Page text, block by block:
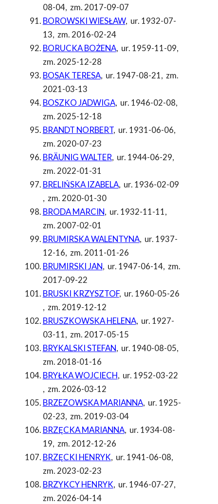
08-04, zm. 2017-09-07
BOROWSKI WIESŁAW, ur. 1932-07-
13, zm. 2016-02-24
BORUCKA BOŻENA, ur. 1959-11-09,
zm. 2025-12-28
BOSAK TERESA, ur. 1947-08-21, zm.
2021-03-13
BOSZKO JADWIGA, ur. 1946-02-08,
zm. 2025-12-18
BRANDT NORBERT, ur. 1931-06-06,
zm. 2020-07-23
BRÄUNIG WALTER, ur. 1944-06-29,
zm. 2022-01-31
BRELIŃSKA IZABELA, ur. 1936-02-09
, zm. 2020-01-30
BRODA MARCIN, ur. 1932-11-11,
zm. 2007-02-01
BRUMIRSKA WALENTYNA, ur. 1937-
12-16, zm. 2011-01-26
BRUMIRSKI JAN, ur. 1947-06-14, zm.
2017-09-22
BRUSKI KRZYSZTOF, ur. 1960-05-26
, zm. 2019-12-12
BRUSZKOWSKA HELENA, ur. 1927-
03-11, zm. 2017-05-15
BRYKALSKI STEFAN, ur. 1940-08-05,
zm. 2018-01-16
BRYŁKA WOJCIECH, ur. 1952-03-22
, zm. 2026-03-12
BRZEZOWSKA MARIANNA, ur. 1925-
02-23, zm. 2019-03-04
BRZĘCKA MARIANNA, ur. 1934-08-
19, zm. 2012-12-26
BRZĘCKI HENRYK, ur. 1941-06-08,
zm. 2023-02-23
BRZYKCY HENRYK, ur. 1946-07-27,
zm. 2026-04-14